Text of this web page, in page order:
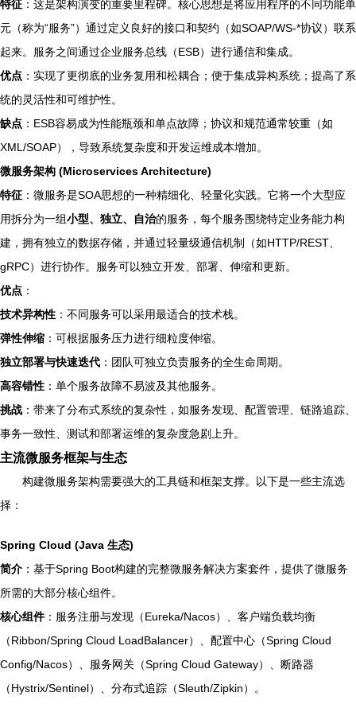
特征 ：这是架构演变的重要里程碑。核心思想是将应用程序的不同功能单
元（称为“服务”）通过定义良好的接口和契约（如SOAP/WS-*协议）联系
起来。服务之间通过企业服务总线（ESB）进行通信和集成。
优点 ：实现了更彻底的业务复用和松耦合；便于集成异构系统；提高了系
统的灵活性和可维护性。
缺点 ：ESB容易成为性能瓶颈和单点故障；协议和规范通常较重（如
XML/SOAP），导致系统复杂度和开发运维成本增加。
微服务架构 (Microservices Architecture)
特征 ：微服务是SOA思想的一种精细化、轻量化实践。它将一个大型应
用拆分为一组小型、独立、自治的服务，每个服务围绕特定业务能力构
建，拥有独立的数据存储，并通过轻量级通信机制（如HTTP/REST、
gRPC）进行协作。服务可以独立开发、部署、伸缩和更新。
优点 ：
技术异构性 ：不同服务可以采用最适合的技术栈。
弹性伸缩 ：可根据服务压力进行细粒度伸缩。
独立部署与快速迭代 ：团队可独立负责服务的全生命周期。
高容错性 ：单个服务故障不易波及其他服务。
挑战 ：带来了分布式系统的复杂性，如服务发现、配置管理、链路追踪、
事务一致性、测试和部署运维的复杂度急剧上升。
主流微服务框架与生态
构建微服务架构需要强大的工具链和框架支撑。以下是一些主流选
择：
Spring Cloud (Java 生态)
简介 ：基于Spring Boot构建的完整微服务解决方案套件，提供了微服务
所需的大部分核心组件。
核心组件：服务注册与发现（Eureka/Nacos）、客户端负载均衡
（Ribbon/Spring Cloud LoadBalancer）、配置中心（Spring Cloud
Config/Nacos）、服务网关（Spring Cloud Gateway）、断路器
（Hystrix/Sentinel）、分布式追踪（Sleuth/Zipkin）。